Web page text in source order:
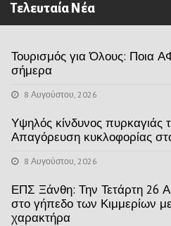
Τελευταία Νέα
Τουρισμός για Όλους: Ποια
σήμερα
8 Αυγούστου, 2026
Υψηλός κίνδυνος πυρκαγιάς
Απαγόρευση κυκλοφορίας
8 Αυγούστου, 2026
ΕΠΣ Ξάνθη: Την Τετάρτη 26
στο γήπεδο των Κιμμερίων
χαρακτήρα